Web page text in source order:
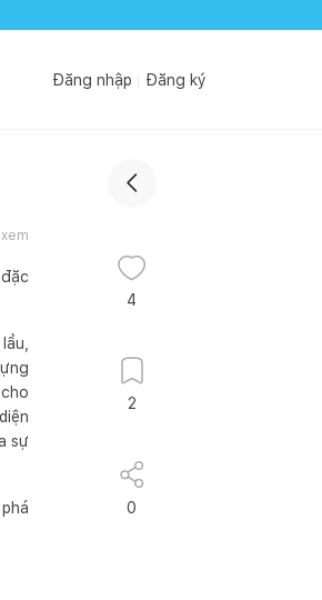
Đăng nhập Đăng ký
xem
sự
4
2
0